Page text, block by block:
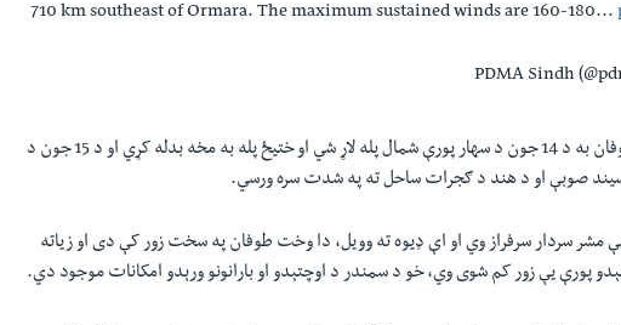
710 km southeast of Ormara. The maximum sustained winds are 160-180…
به د14جون د سهار پورې شمال پله لاړ شي او ختيځ پله به مخه بدله کړي او د15جون د
صوبې او د هند د ګجرات ساحل ته په شدت سره ورسي.
سردار سرفراز وي او اې ډیوه ته وویل، دا وخت طوفان په سخت زور کې دی او زياته
پورې یې زور کم شوی وي، خو د سمندر د اوچتېدو او بارانونو ورېدو امکانات موجود دي.